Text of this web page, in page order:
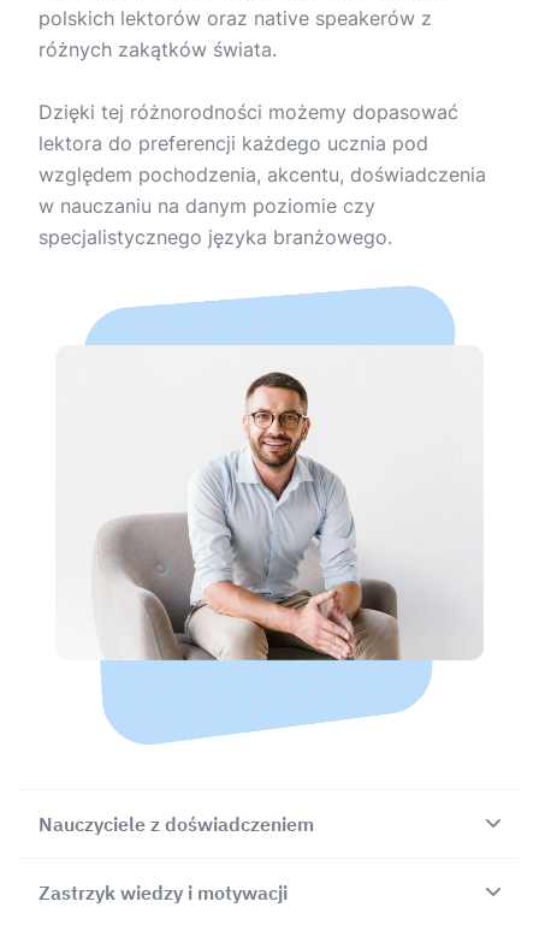
polskich lektorów oraz native speakerów z
różnych zakątków świata.
Dzięki tej różnorodności możemy dopasować
lektora do preferencji każdego ucznia pod
względem pochodzenia, akcentu, doświadczenia
w nauczaniu na danym poziomie czy
specjalistycznego języka branżowego.
Nauczyciele z doświadczeniem
Lektorzy Fluentbe to wykwalifikowani nauczyciele
Zastrzyk wiedzy i motywacji